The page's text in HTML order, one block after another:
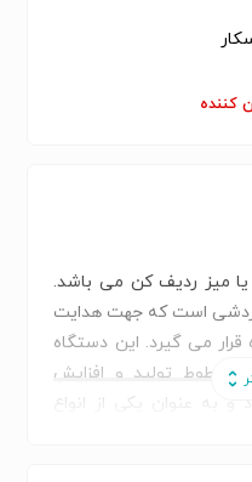
کننده
یا میز ردیف کن می باشد.
گردشی است که جهت هدایت
می گیرد. این دستگاه
خطوط تولید و افزایش
به عنوان یکی از انواع